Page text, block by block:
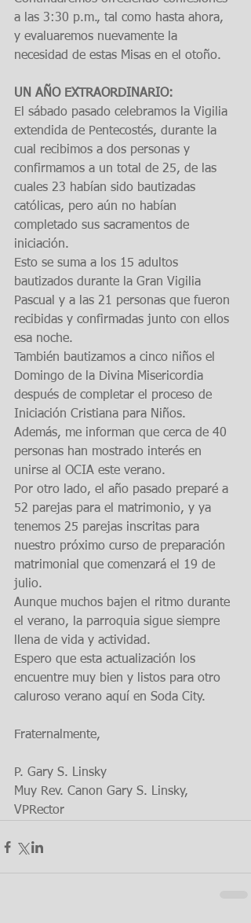
a las 3:30 p.m., tal como hasta ahora,
y evaluaremos nuevamente la
necesidad de estas Misas en el otoño.
UN AÑO EXTRAORDINARIO:
El sábado pasado celebramos la Vigilia
extendida de Pentecostés, durante la
cual recibimos a dos personas y
confirmamos a un total de 25, de las
cuales 23 habían sido bautizadas
católicas, pero aún no habían
completado sus sacramentos de
iniciación.
Esto se suma a los 15 adultos
bautizados durante la Gran Vigilia
Pascual y a las 21 personas que fueron
recibidas y confirmadas junto con ellos
esa noche.
También bautizamos a cinco niños el
Domingo de la Divina Misericordia
después de completar el proceso de
Iniciación Cristiana para Niños.
Además, me informan que cerca de 40
personas han mostrado interés en
unirse al OCIA este verano.
Por otro lado, el año pasado preparé a
52 parejas para el matrimonio, y ya
tenemos 25 parejas inscritas para
nuestro próximo curso de preparación
matrimonial que comenzará el 19 de
julio.
Aunque muchos bajen el ritmo durante
el verano, la parroquia sigue siempre
llena de vida y actividad.
Espero que esta actualización los
encuentre muy bien y listos para otro
caluroso verano aquí en Soda City.
Fraternalmente,
P. Gary S. Linsky
Muy Rev. Canon Gary S. Linsky,
VPRector